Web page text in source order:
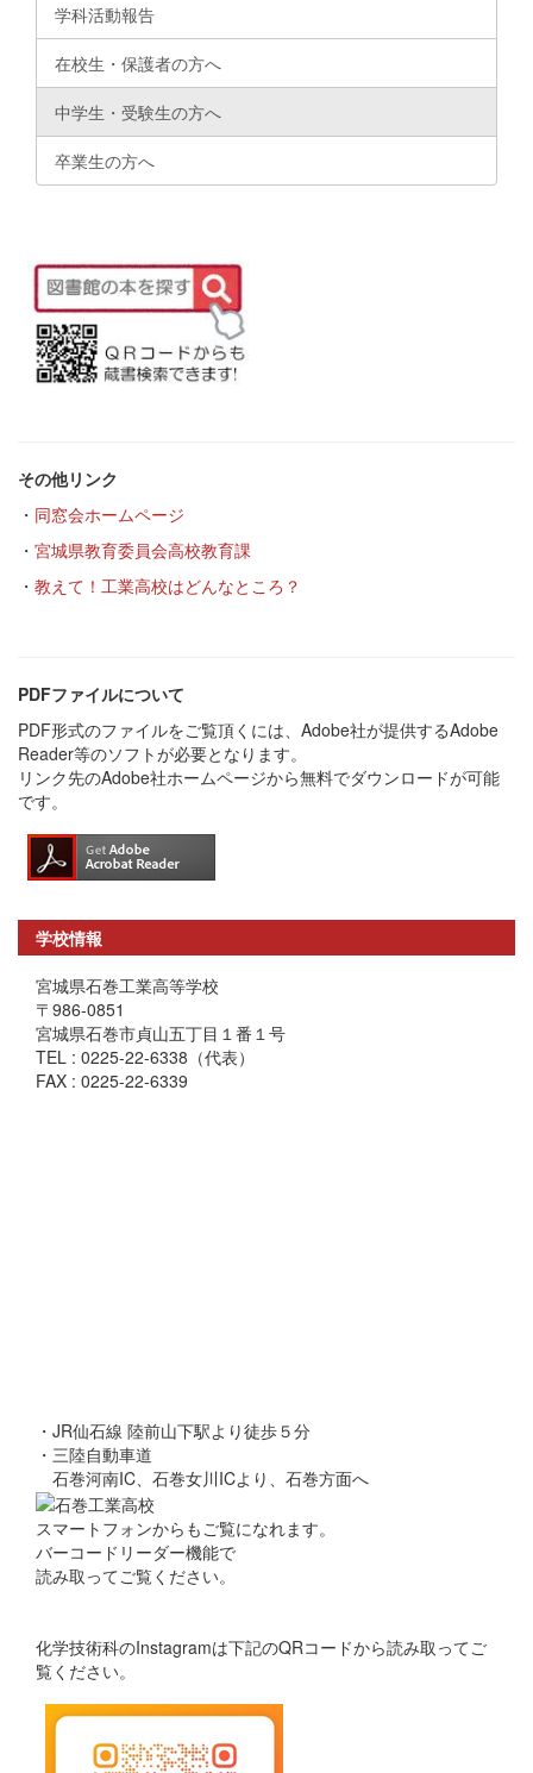
学科活動報告
在校生・保護者の方へ
中学生・受験生の方へ
卒業生の方へ
その他リンク
・ 同窓会ホームページ
・ 宮城県教育委員会高校教育課
・ 教えて！工業高校はどんなところ？
PDFファイルについて
PDF形式のファイルをご覧頂くには、Adobe社が提供するAdobe
Reader等のソフトが必要となります。
リンク先のAdobe社ホームページから無料でダウンロードが可能
です。
学校情報
宮城県石巻工業高等学校
〒986-0851
宮城県石巻市貞山五丁目１番１号
TEL : 0225-22-6338（代表）
FAX : 0225-22-6339
・JR仙石線 陸前山下駅より徒歩５分
・三陸自動車道
石巻河南IC、石巻女川ICより、石巻方面へ
スマートフォンからもご覧になれます。
バーコードリーダー機能で
読み取ってご覧ください。
化学技術科のInstagramは下記のQRコードから読み取ってご
覧ください。